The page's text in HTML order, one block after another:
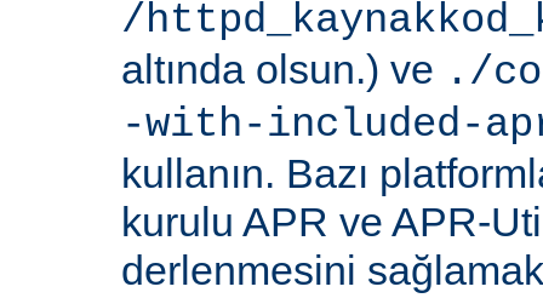
/
altında olsun.) ve ./
-with-included-
kullanın. Bazı
kurulu APR ve APR-
derlenmesini